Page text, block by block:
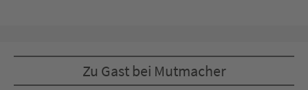
Zu Gast bei Mutmacher